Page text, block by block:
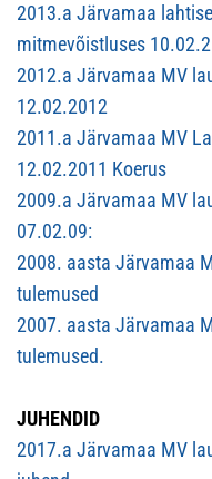
2013.a Järvamaa
mitmevõistluses
2012.a Järvamaa MV
12.02.2012
2011.a Järvamaa MV
12.02.2011 Koerus
2009.a Järvamaa MV
07.02.09:
2008. aasta Järvamaa
tulemused
2007. aasta Järvamaa
tulemused.
JUHENDID
2017.a Järvamaa MV